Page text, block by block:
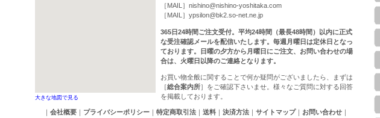
大きな地図で見る
［MAIL］ nishino@nishino-yoshitaka.com
［MAIL］ ypsilon@bk2.so-net.ne.jp
365日24時間ご注文受付。平均24時間（最長48時間）以内に正式
な受注確認メールを配信いたします。毎週月曜日は定休日となっ
ております。日曜の夕方から月曜日にご注文、お問い合わせの場
合は、火曜日以降のご連絡となります。
お買い物全般に関することで何か疑問がございましたら、まずは
［総合案内所］をご確認下さいませ。様々なご質問に対する回答
を掲載しております。
｜ 会社概要 ｜ プライバシーポリシー ｜ 特定商取引法 ｜ 送料 ｜ 決済方法 ｜ サイトマップ｜ お問い合わせ ｜